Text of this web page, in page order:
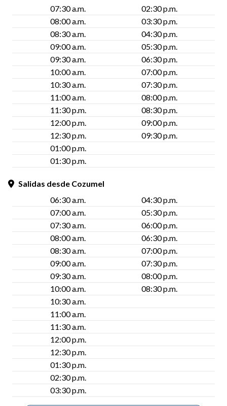
07:30 a.m.
02:30 p.m.
08:00 a.m.
03:30 p.m.
08:30 a.m.
04:30 p.m.
09:00 a.m.
05:30 p.m.
09:30 a.m.
06:30 p.m.
10:00 a.m.
07:00 p.m.
10:30 a.m.
07:30 p.m.
11:00 a.m.
08:00 p.m.
11:30 p.m.
08:30 p.m.
12:00 p.m.
09:00 p.m.
12:30 p.m.
09:30 p.m.
01:00 p.m.
01:30 p.m.
Salidas desde Cozumel
06:30 a.m.
04:30 p.m.
07:00 a.m.
05:30 p.m.
07:30 a.m.
06:00 p.m.
08:00 a.m.
06:30 p.m.
08:30 a.m.
07:00 p.m.
09:00 a.m.
07:30 p.m.
09:30 a.m.
08:00 p.m.
10:00 a.m.
08:30 p.m.
10:30 a.m.
11:00 a.m.
11:30 a.m.
12:00 p.m.
12:30 p.m.
01:30 p.m.
02:30 p.m.
03:30 p.m.